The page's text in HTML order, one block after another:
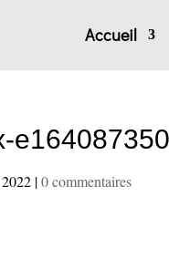
Accueil
|0 commentaires